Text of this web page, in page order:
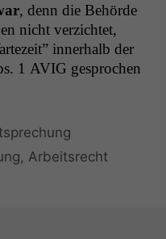
, denn die Behörde
nicht verzichtet,
inner­halb der
1 AVIG gesprochen
, Arbeitsrecht